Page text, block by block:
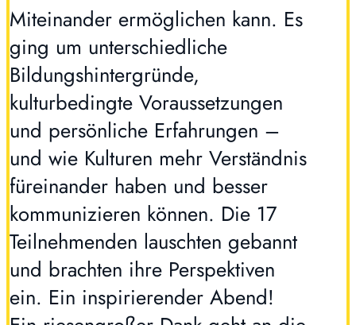
Miteinander ermöglichen kann. Es
ging um unterschiedliche
Bildungshintergründe,
kulturbedingte Voraussetzungen
und persönliche Erfahrungen –
und wie Kulturen mehr Verständnis
füreinander haben und besser
kommunizieren können. Die 17
Teilnehmenden lauschten gebannt
und brachten ihre Perspektiven
ein. Ein inspirierender Abend!